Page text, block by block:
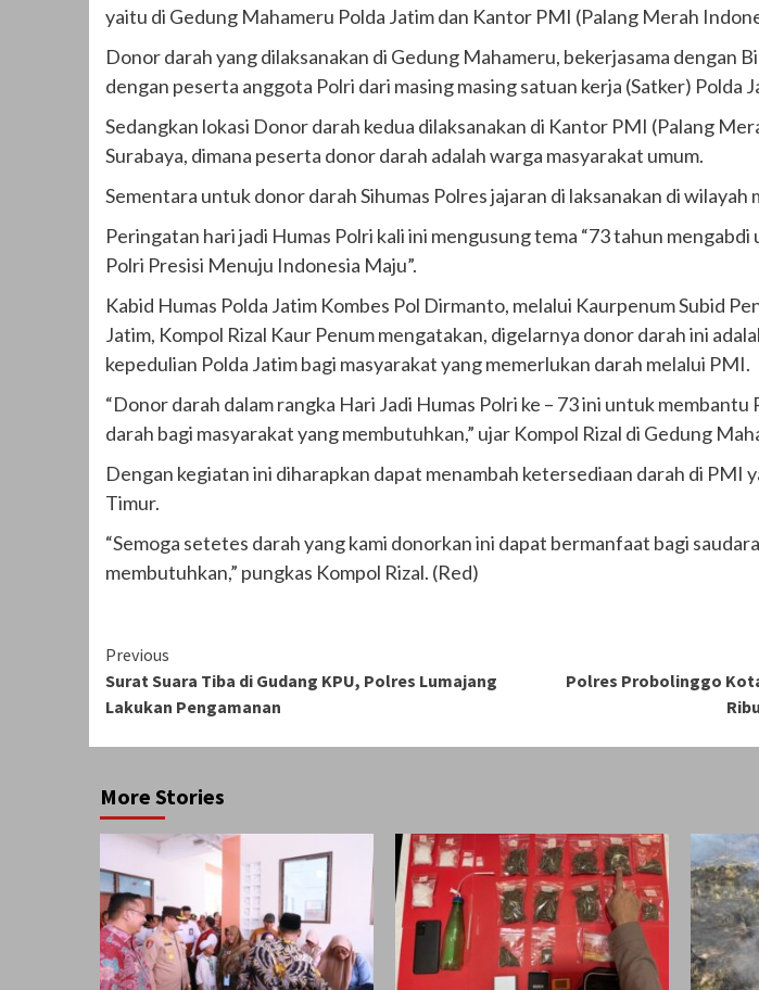
yaitu di Gedung Mahameru Polda Jatim dan Kantor PMI (Palang Merah
Donor darah yang dilaksanakan di Gedung Mahameru, bekerjasama dengan
dengan peserta anggota Polri dari masing masing satuan kerja (Satker) Polda
Sedangkan lokasi Donor darah kedua dilaksanakan di Kantor PMI (Palang
Surabaya, dimana peserta donor darah adalah warga masyarakat umum.
Sementara untuk donor darah Sihumas Polres jajaran di laksanakan di wilayah
Peringatan hari jadi Humas Polri kali ini mengusung tema “73 tahun
Polri Presisi Menuju Indonesia Maju”.
Kabid Humas Polda Jatim Kombes Pol Dirmanto, melalui Kaurpenum Subid
Jatim, Kompol Rizal Kaur Penum mengatakan, digelarnya donor darah ini
kepedulian Polda Jatim bagi masyarakat yang memerlukan darah melalui PMI.
“Donor darah dalam rangka Hari Jadi Humas Polri ke – 73 ini untuk membantu
darah bagi masyarakat yang membutuhkan,” ujar Kompol Rizal di Gedung
Dengan kegiatan ini diharapkan dapat menambah ketersediaan darah di PMI
Timur.
“Semoga setetes darah yang kami donorkan ini dapat bermanfaat bagi
membutuhkan,” pungkas Kompol Rizal. (Red)
Continue
Reading
Previous
Surat Suara Tiba di Gudang KPU, Polres Lumajang
Lakukan Pengamanan
Polres Probolinggo
More Stories